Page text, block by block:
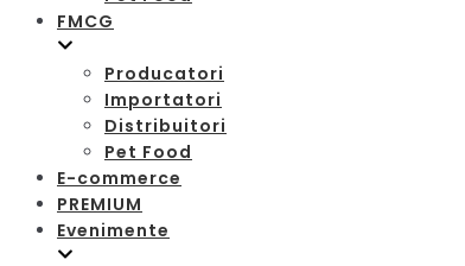
FMCG
Producatori
Importatori
Distribuitori
Pet Food
E-commerce
PREMIUM
Evenimente